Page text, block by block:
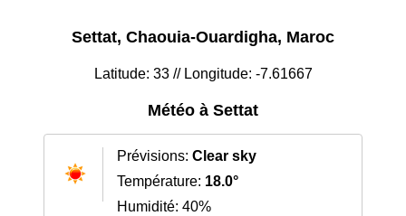
Settat, Chaouia-Ouardigha, Maroc
Latitude: 33 // Longitude: -7.61667
Météo à Settat
Prévisions: Clear sky
Température: 18.0°
Humidité: 40%